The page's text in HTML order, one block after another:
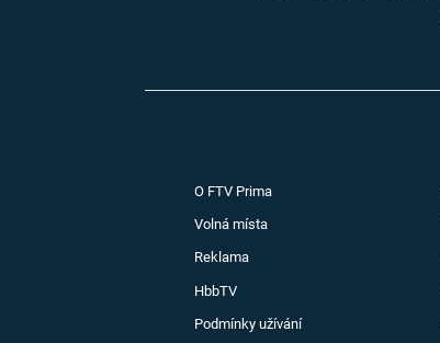
O FTV Prima
Volná místa
Reklama
HbbTV
Podmínky užívání